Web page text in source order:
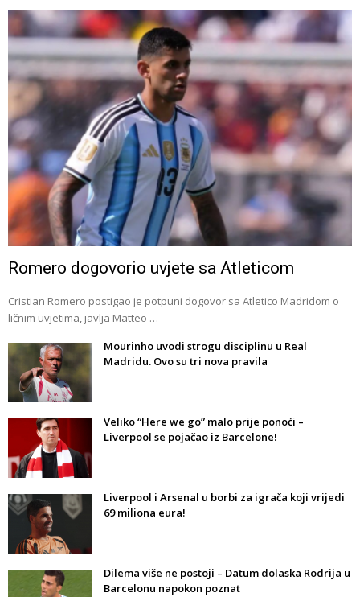
Romero dogovorio uvjete sa Atleticom
Cristian Romero postigao je potpuni dogovor sa Atletico Madridom o
ličnim uvjetima, javlja Matteo …
Mourinho uvodi strogu disciplinu u Real
Madridu. Ovo su tri nova pravila
Veliko “Here we go” malo prije ponoći –
Liverpool se pojačao iz Barcelone!
Liverpool i Arsenal u borbi za igrača koji vrijedi
69 miliona eura!
Dilema više ne postoji – Datum dolaska Rodrija u
Barcelonu napokon poznat